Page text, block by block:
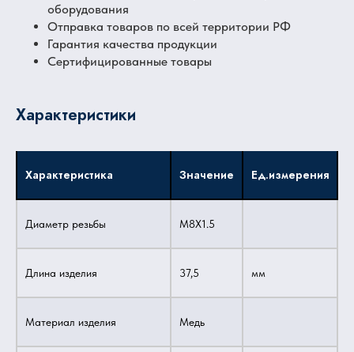
оборудования
Отправка товаров по всей территории РФ
Гарантия качества продукции
Сертифицированные товары
Характеристики
Характеристика Значение Ед.измерения
Диаметр резьбы M8X1.5
Длина изделия 37,5 мм
Материал изделия Медь